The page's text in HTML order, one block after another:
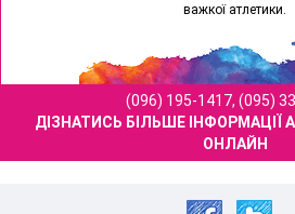
важкої атлетики.
(096) 195-1417, (095)
ДІЗНАТИСЬ БІЛЬШЕ ІНФОРМАЦІЇ
ОНЛАЙН